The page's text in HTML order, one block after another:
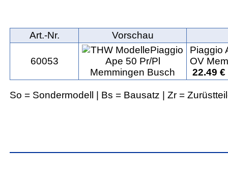
Art.‑Nr. Vorschau
60053
Piaggio
OV
22.49
So = Sondermodell | Bs = Bausatz | Zr =